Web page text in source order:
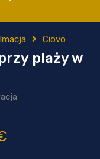
Ciovo
plaży w